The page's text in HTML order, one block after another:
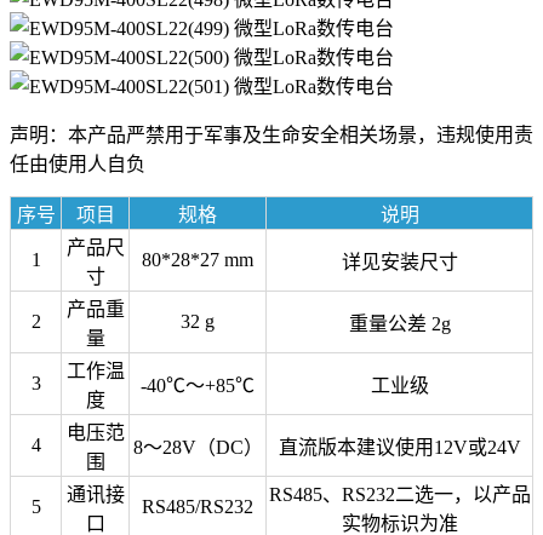
声明：本产品严禁用于军事及生命安全相关场景，违规使用责
任由使用人自负
序号 项目 规格 说明
1
产品尺
寸
80*28*27 mm 详见安装尺寸
2
产品重
量
32 g 重量公差 2g
3
工作温
度
-40℃～+85℃ 工业级
4
电压范
围
8～28V（DC） 直流版本建议使用12V或24V
5
通讯接
口
RS485/RS232
RS485、 RS232二选一，以产品
实物标识为准